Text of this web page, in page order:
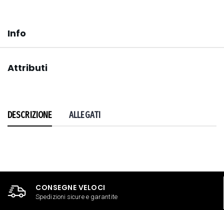
Info
Attributi
DESCRIZIONE ALLEGATI
CONSEGNE VELOCI
Spedizioni sicure e garantite